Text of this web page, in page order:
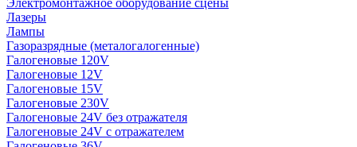
Электромонтажное оборудование сцены
Лазеры
Лампы
Газоразрядные (металогалогенные)
Галогеновые 120V
Галогеновые 12V
Галогеновые 15V
Галогеновые 230V
Галогеновые 24V без отражателя
Галогеновые 24V с отражателем